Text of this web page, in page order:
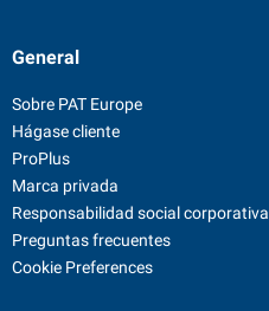
General
Sobre PAT Europe
Hágase cliente
ProPlus
Marca privada
Responsabilidad social corporativa
Preguntas frecuentes
Cookie Preferences